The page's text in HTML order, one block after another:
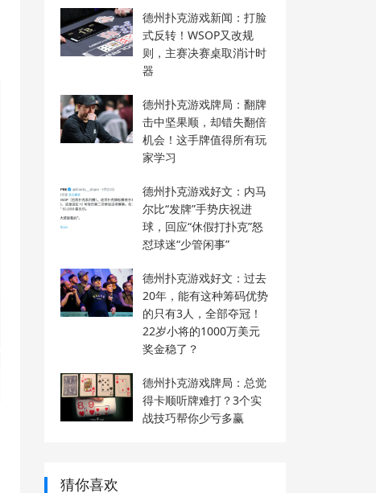
德州扑克游戏新闻：打脸
式反转！WSOP又改规
则，主赛决赛桌取消计时
器
德州扑克游戏牌局：翻牌
击中坚果顺，却错失翻倍
机会！这手牌值得所有玩
家学习
德州扑克游戏好文：内马
尔比“发牌”手势庆祝进
球，回应“休假打扑克”怒
怼球迷“少管闲事”
德州扑克游戏好文：过去
20年，能有这种筹码优势
的只有3人，全部夺冠！
22岁小将的1000万美元
奖金稳了？
德州扑克游戏牌局：总觉
得卡顺听牌难打？3个实
战技巧帮你少亏多赢
猜你喜欢